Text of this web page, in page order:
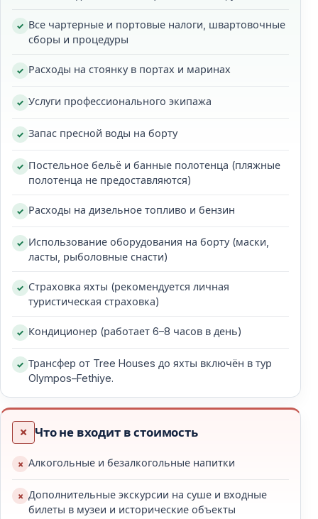
является одним из самых популярных маршрутов
вдоль бирюзового побережья Турции. Голубой
круиз на турецком гулете, этот синий круиз
предлагает что-то лучшее для всех. Потрясающие
виды, древние места, города и
плавание и сноркелинг, а также отдых.
День 1
посадкой на лодку в 14:30. После размещения судно
остановки на купание. Во второй половине дня
можно наблюдать мягкий свет заката. Ужин
готовится на борту, а ночёвка проходит в бухте
Бонджуклу или Тарзан.
День 2
Утром лодка прибывает в Долину бабочек. Здесь
есть время для купания или короткой прогулки
среди высоких скал. Затем подаётся обед в
Олудениз. После обеда группа достигает острова
Святого Николая, где можно подняться к смотровой
площадке. Ночёвка проходит на острове.
День 3
Все чартерные и портовые налоги, швартовочные
сборы и процедуры
Расходы на стоянку в портах и маринах
Услуги профессионального экипажа
Запас пресной воды на борту
Постельное бельё и банные полотенца (пляжные
полотенца не предоставляются)
Расходы на дизельное топливо и бензин
Использование оборудования на борту (маски,
ласты, рыболовные снасти)
Страховка яхты (рекомендуется личная
туристическая страховка)
Кондиционер (работает 6–8 часов в день)
Трансфер от Tree Houses до яхты включён в тур
Olympos–Fethiye.
Что не входит в стоимость
Алкогольные и безалкогольные напитки
Дополнительные экскурсии на суше и входные
билеты в музеи и исторические объекты